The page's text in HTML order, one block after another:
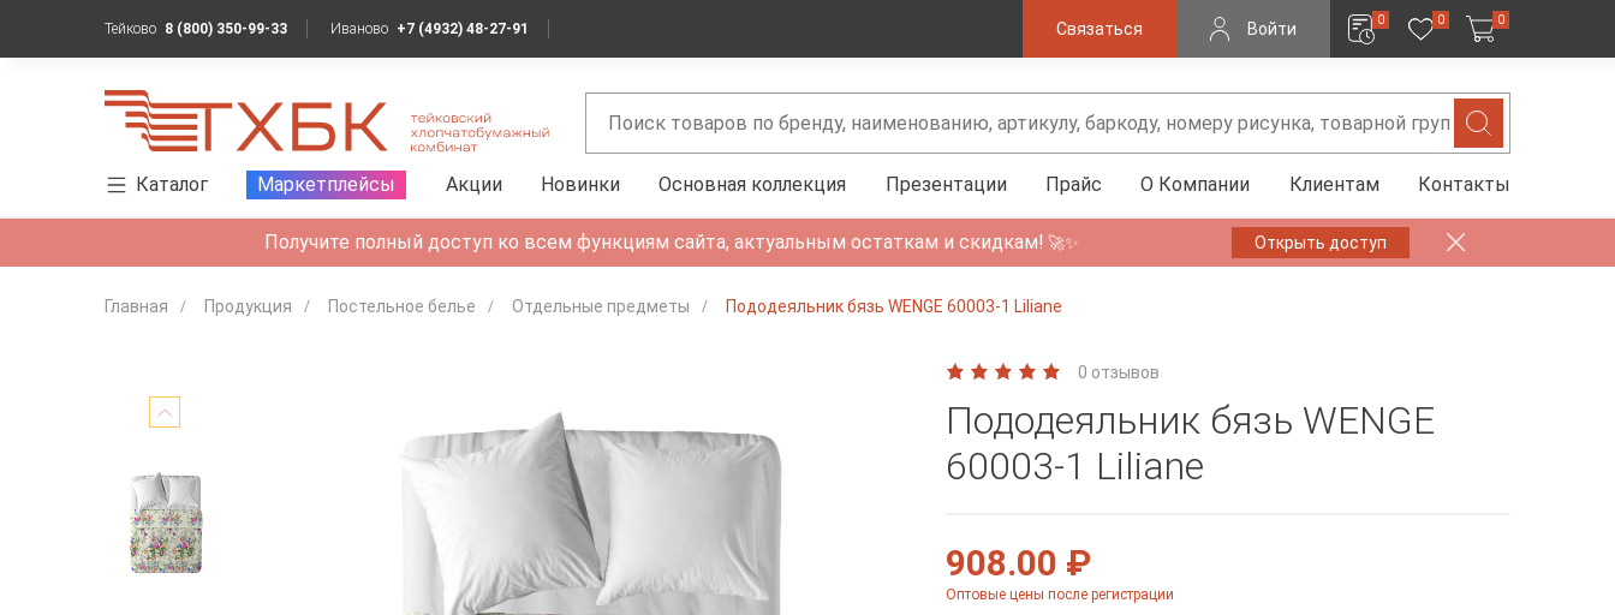
Тейково 8 (800) 350-99-33 Иваново +7 (4932) 48-27-91 Связаться Войти 0 0 0
Каталог Маркетплейсы Акции Новинки Основная коллекция Презентации Прайс О Компании Клиентам Контакты
Получите полный доступ ко всем функциям сайта, актуальным остаткам и скидкам! 🚀✨ Открыть доступ
Главная Продукция Постельное белье Отдельные предметы Пододеяльник бязь WENGE 60003-1 Liliane
0 отзывов
Пододеяльник бязь WENGE
60003-1 Liliane
908.00 ₽
Оптовые цены после регистрации